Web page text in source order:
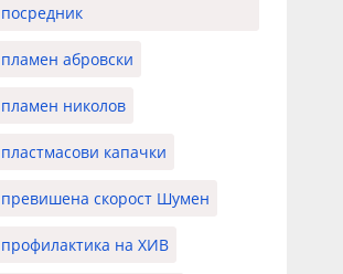
посредник
пламен абровски
пламен николов
пластмасови капачки
превишена скорост Шумен
профилактика на ХИВ